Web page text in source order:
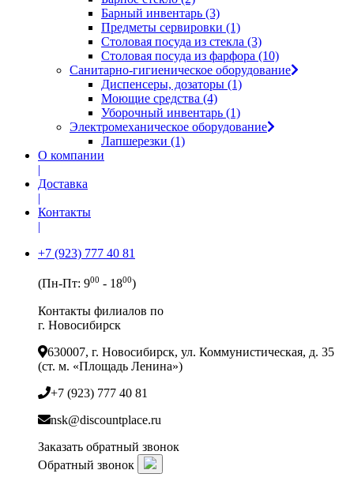
Барный инвентарь (3)
Предметы сервировки (1)
Столовая посуда из стекла (3)
Столовая посуда из фарфора (10)
Санитарно-гигиеническое оборудование
Диспенсеры, дозаторы (1)
Моющие средства (4)
Уборочный инвентарь (1)
Электромеханическое оборудование
Лапшерезки (1)
О компании
|
Доставка
|
Контакты
|
+7 (923) 777 40 81
(Пн-Пт: 900 - 1800)
Контакты филиалов по
г. Новосибирск
630007, г. Новосибирск, ул. Коммунистическая, д. 35
(ст. м. «Площадь Ленина»)
+7 (923) 777 40 81
nsk@discountplace.ru
Заказать обратный звонок
Обратный звонок